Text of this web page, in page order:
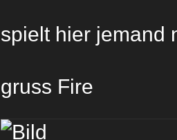
spielt hier jemand
gruss Fire